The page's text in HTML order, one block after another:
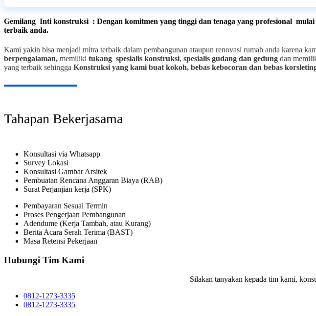
Gemilang Inti konstruksi : Dengan komitmen yang tinggi dan tenaga yang profesional
terbaik anda.
Kami yakin bisa menjadi mitra terbaik dalam pembangunan ataupun renovasi rumah anda karena
berpengalaman, memiliki tukang spesialis konstruksi, spesialis gudang dan gedung dan
yang terbaik sehingga Konstruksi yang kami buat kokoh, bebas kebocoran dan bebas
Tahapan Bekerjasama
Konsultasi via Whatsapp
Survey Lokasi
Konsultasi Gambar Arsitek
Pembuatan Rencana Anggaran Biaya (RAB)
Surat Perjanjian kerja (SPK)
Pembayaran Sesuai Termin
Proses Pengerjaan Pembangunan
Adendume (Kerja Tambah, atau Kurang)
Berita Acara Serah Terima (BAST)
Masa Retensi Pekerjaan
Hubungi Tim Kami
Silakan tanyakan kepada tim kami,
0812-1273-3335
0812-1273-3335